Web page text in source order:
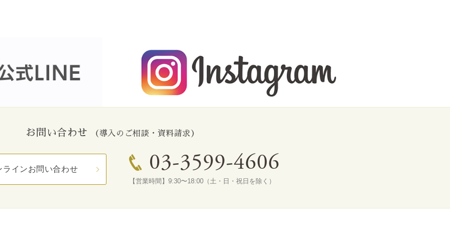
お問い合わせ （導入のご相談・資料請求）
ラインお問い合わせ 03-3599-4606
【営業時間】9:30〜18:00（土・日・祝日を除く）